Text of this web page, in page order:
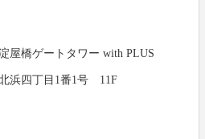
屋橋ゲートタワー with PLUS
浜四丁目1番1号 11F